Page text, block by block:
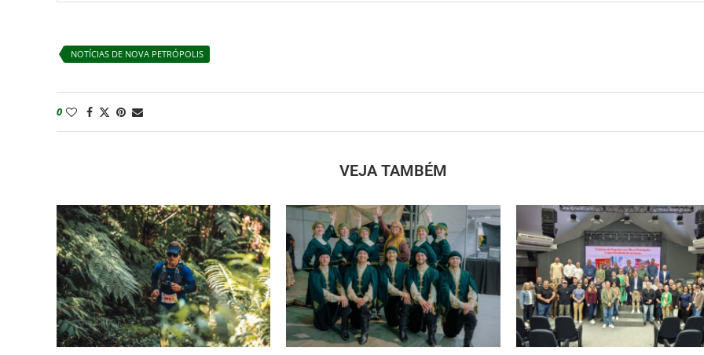
NOTÍCIAS DE NOVA PETRÓPOLIS
0
VEJA TAMBÉM